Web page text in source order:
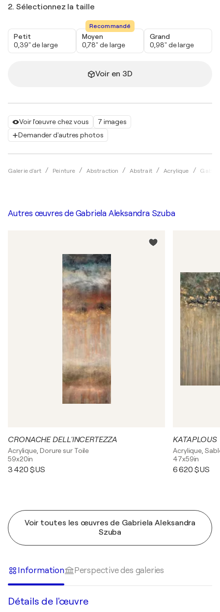
Voir l'œuvre chez vous
7 images
Demander d'autres photos
Galerie d'art Peinture Abstraction Abstrait Acrylique
2. Sélectionnez la taille
Petit
0,39" de large
Recommandé
Moyen
0,78" de large
Grand
0,98" de large
Voir en 3D
Autres œuvres de Gabriela Aleksandra Szuba
CRONACHE DELL'INCERTEZZA
Acrylique, Dorure sur Toile
59x20in
3 420 $US
KATAPLOUS
Acrylique,
47x59in
6 620 $US
Voir toutes les œuvres de Gabriela Aleksandra
Szuba
Information Perspective des galeries
Détails de l'œuvre